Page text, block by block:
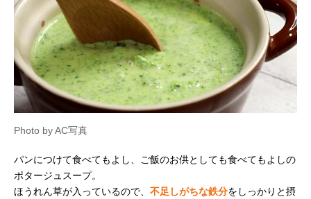
Photo by AC写真
パンにつけて食べてもよし、ご飯のお供としても食べてもよしの
ポタージュスープ。
ほうれん草が入っているので、 不足しがちな鉄分をしっかりと摂